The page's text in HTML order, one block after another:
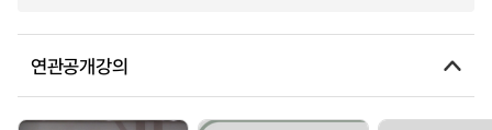
연관공개강의